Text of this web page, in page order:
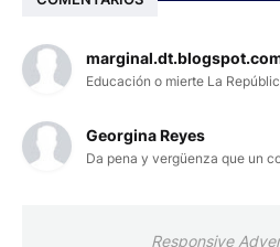
Educación o mierte La
Georgina Reyes
Da pena y vergüenza que un
Responsive